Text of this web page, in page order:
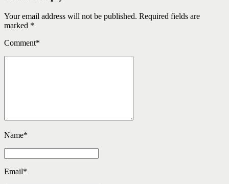
Your email address will not be published. Required fields are
marked *
Comment*
Name*
Email*